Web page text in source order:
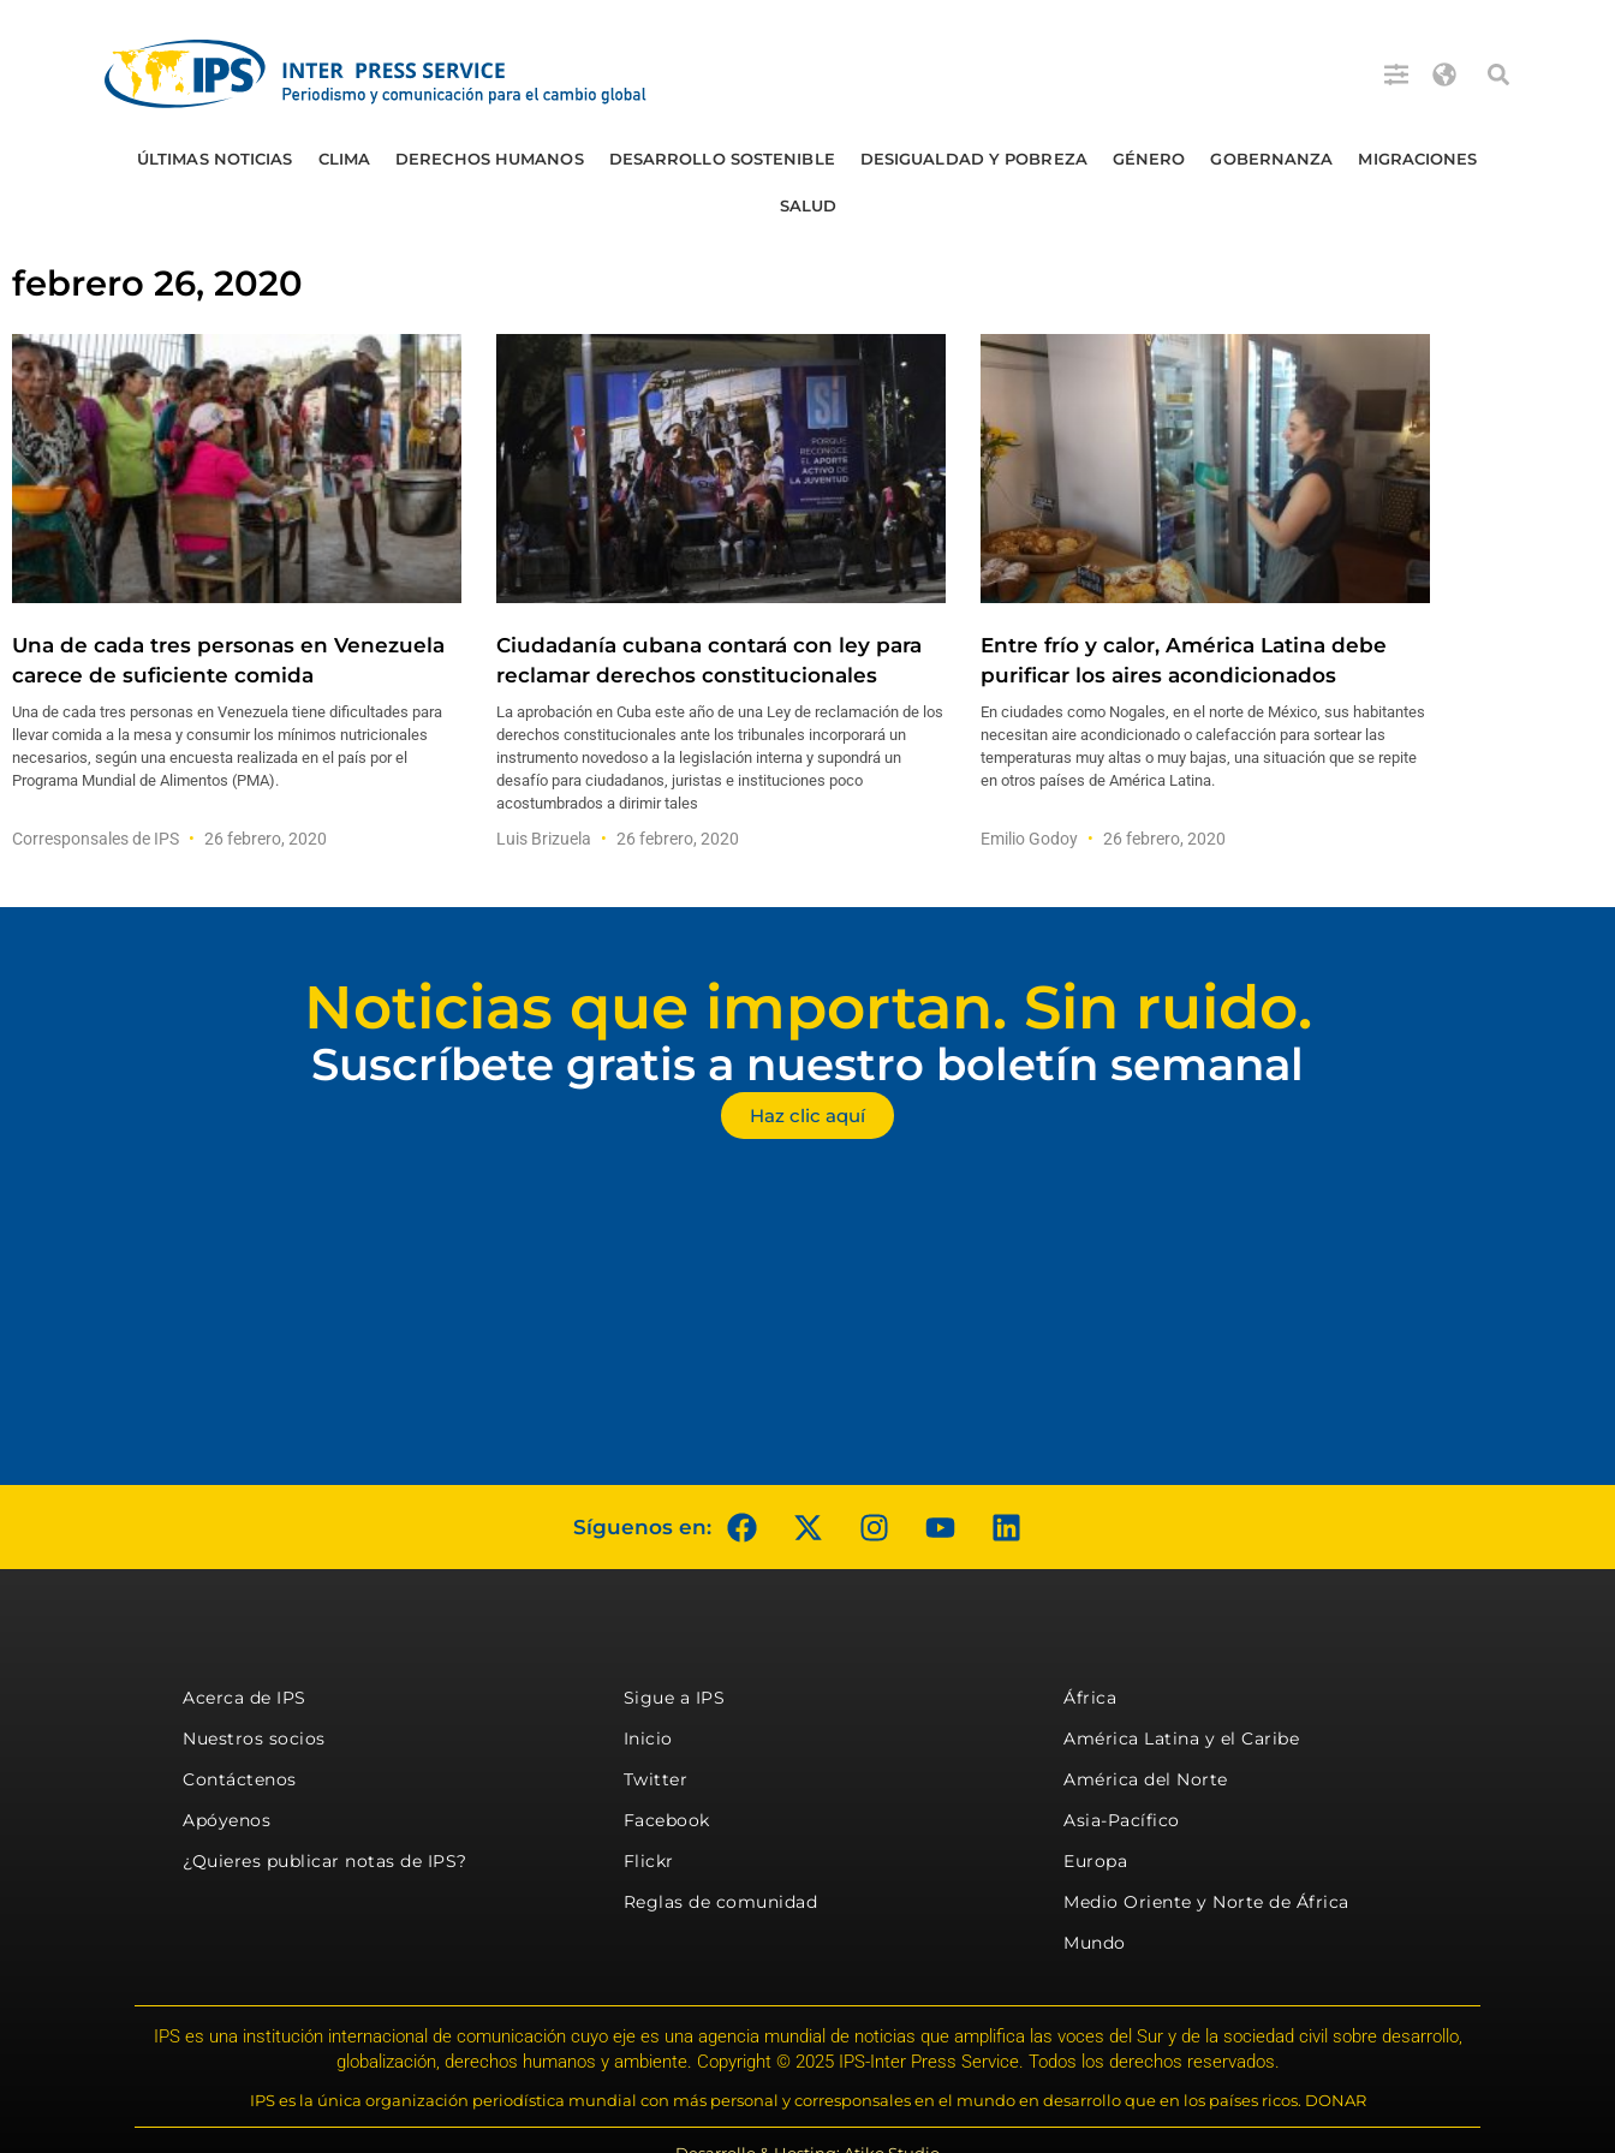
ÚLTIMAS NOTICIAS CLIMA DERECHOS HUMANOS DESARROLLO SOSTENIBLE DESIGUALDAD Y POBREZA GÉNERO GOBERNANZA MIGRACIONES
SALUD
febrero 26, 2020
Una de cada tres personas en Venezuela
carece de suficiente comida
Una de cada tres personas en Venezuela tiene dificultades para
llevar comida a la mesa y consumir los mínimos nutricionales
necesarios, según una encuesta realizada en el país por el
Programa Mundial de Alimentos (PMA).
Corresponsales de IPS 26 febrero, 2020
Ciudadanía cubana contará con ley para
reclamar derechos constitucionales
La aprobación en Cuba este año de una Ley de reclamación de los
derechos constitucionales ante los tribunales incorporará un
instrumento novedoso a la legislación interna y supondrá un
desafío para ciudadanos, juristas e instituciones poco
acostumbrados a dirimir tales
Luis Brizuela 26 febrero, 2020
Entre frío y calor, América Latina debe
purificar los aires acondicionados
En ciudades como Nogales, en el norte de México, sus habitantes
necesitan aire acondicionado o calefacción para sortear las
temperaturas muy altas o muy bajas, una situación que se repite
en otros países de América Latina.
Emilio Godoy 26 febrero, 2020
Noticias que importan. Sin ruido.
Suscríbete gratis a nuestro boletín semanal
Haz clic aquí
Síguenos en:
Acerca de IPS
Nuestros socios
Contáctenos
Apóyenos
¿Quieres publicar notas de IPS?
Sigue a IPS
Inicio
Twitter
Facebook
Flickr
Reglas de comunidad
África
América Latina y el Caribe
América del Norte
Asia-Pacífico
Europa
Medio Oriente y Norte de África
Mundo
IPS es una institución internacional de comunicación cuyo eje es una agencia mundial de noticias que amplifica las voces del Sur y de la sociedad civil sobre desarrollo,
globalización, derechos humanos y ambiente. Copyright © 2025 IPS-Inter Press Service. Todos los derechos reservados.
IPS es la única organización periodística mundial con más personal y corresponsales en el mundo en desarrollo que en los países ricos. DONAR